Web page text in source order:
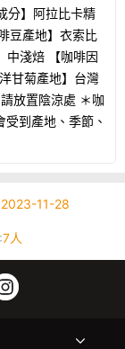
分】阿拉比卡精
豆產地】衣索比
中淺焙 【咖啡因
甘菊產地】台灣
放置陰涼處 ＊咖
到產地、季節、
2023-11-28
7人